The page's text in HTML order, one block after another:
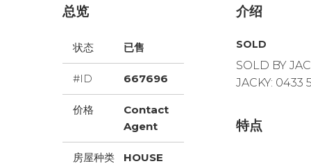
总览
状态 已售
#ID 667696
价格
Contact
Agent
房屋种类 HOUSE
介绍
SOLD
SOLD BY
JACKY: 0433
特点